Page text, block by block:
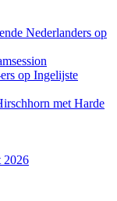
Nederlanders op
op Ingelijste
met Harde
2026